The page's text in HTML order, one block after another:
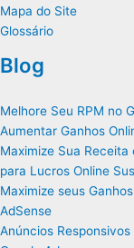
Mapa do Site
Glossário
Blog
Melhore Seu RPM no
Aumentar Ganhos
Maximize Sua
para Lucros Online
Maximize seus
AdSense
Anúncios